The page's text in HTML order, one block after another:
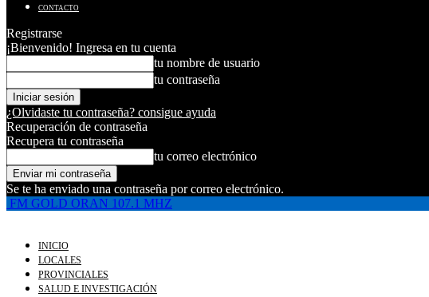
CONTACTO
Registrarse
¡Bienvenido! Ingresa en tu cuenta
tu nombre de usuario
tu contraseña
¿Olvidaste tu contraseña? consigue ayuda
Recuperación de contraseña
Recupera tu contraseña
tu correo electrónico
Se te ha enviado una contraseña por correo electrónico.
FM GOLD ORAN 107.1 MHZ
INICIO
LOCALES
PROVINCIALES
SALUD E INVESTIGACIÓN